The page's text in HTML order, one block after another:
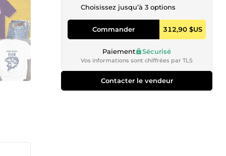
Choisissez jusqu’à 3 options
Commander 312,90 $US
Paiement Sécurisé
Vos informations sont chiffrées par TLS
Contacter le vendeur